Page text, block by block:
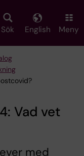
Sök English Meny
Vad vet
med